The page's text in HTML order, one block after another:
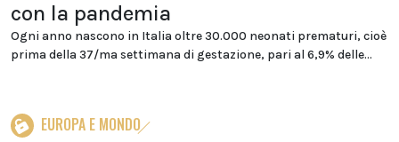
con la pandemia
Ogni anno nascono in Italia oltre 30.000 neonati prematuri, cioè
prima della 37/ma settimana di gestazione, pari al 6,9% delle...
EUROPA E MONDO